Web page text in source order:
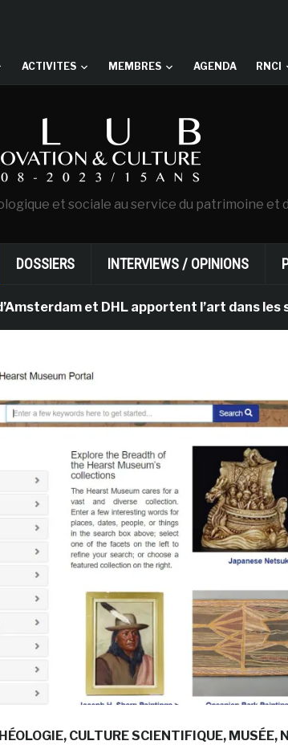
ACTIVITES MEMBRES AGENDA RNCI
et sociale au service du patrimoine et
DOSSIERS INTERVIEWS / OPINIONS
et DHL apportent l’art dans les salles
CULTURE SCIENTIFIQUE MUSÉE